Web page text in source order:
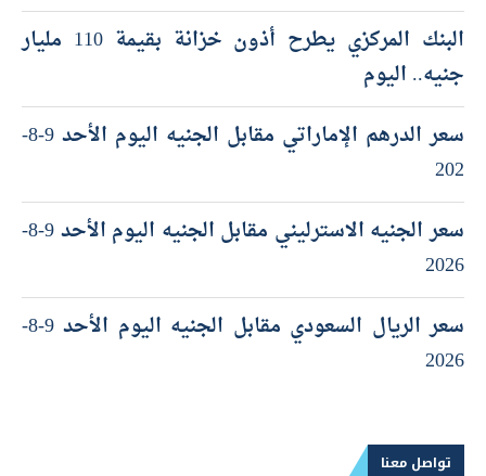
البنك المركزي يطرح أذون خزانة بقيمة 110 مليار
جنيه.. اليوم
سعر الدرهم الإماراتي مقابل الجنيه اليوم الأحد 9-8-
202
سعر الجنيه الاسترليني مقابل الجنيه اليوم الأحد 9-8-
2026
سعر الريال السعودي مقابل الجنيه اليوم الأحد 9-8-
2026
تواصل معنا